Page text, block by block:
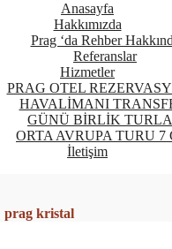
Anasayfa
Hakkımızda
Prag ‘da Rehber
Referanslar
Hizmetler
PRAG OTEL
HAVALİMANI
GÜNÜ BİRLİK
ORTA AVRUPA TURU 7
İletişim
prag kristal